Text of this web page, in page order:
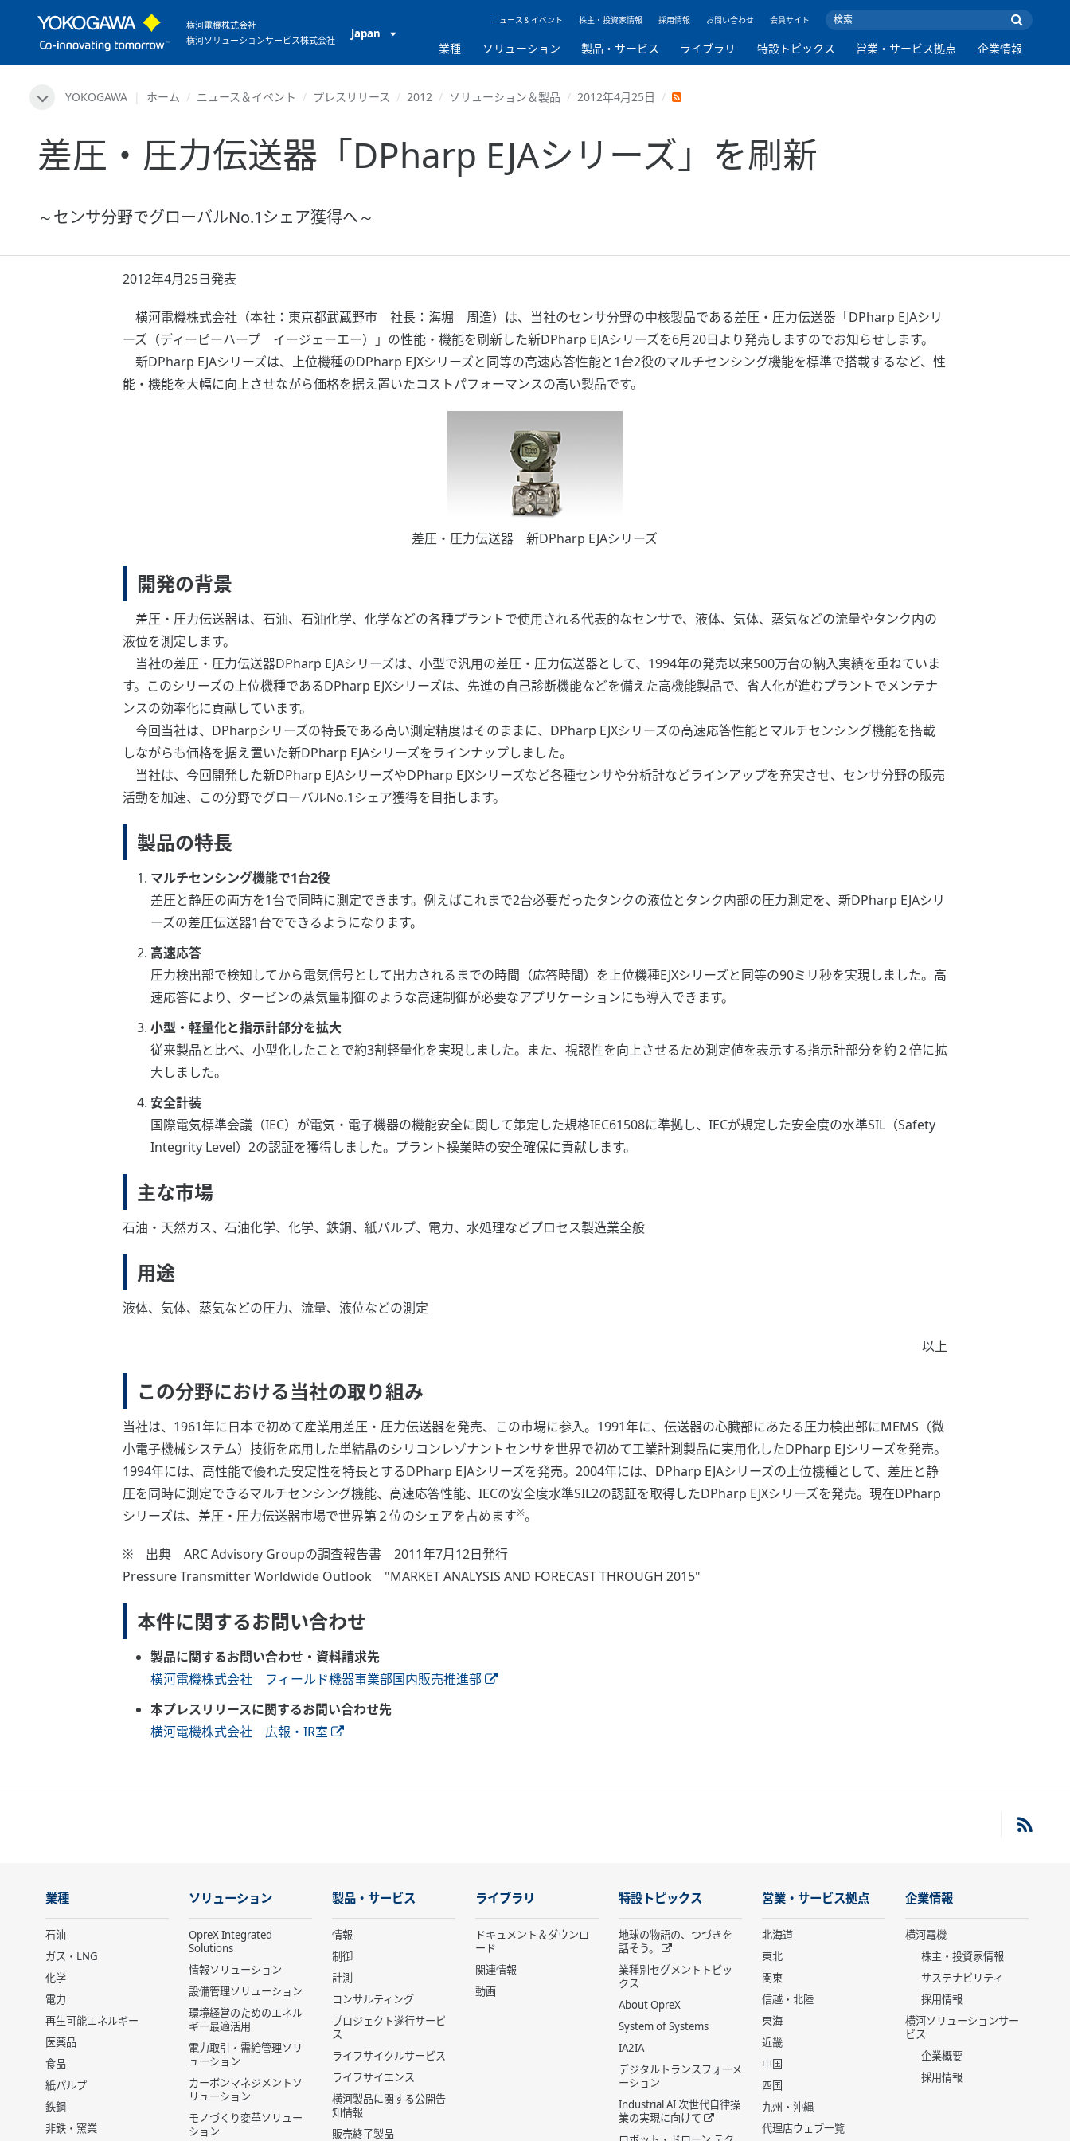
横河電機株式会社
横河ソリューションサービス株式会社
Japan
ニュース＆イベント 株主・投資家情報 採用情報 お問い合わせ 会員サイト
業種 ソリューション 製品・サービス ライブラリ 特設トピックス 営業・サービス拠点 企業情報
YOKOGAWA ホーム ニュース＆イベント プレスリリース 2012 ソリューション＆製品 2012年4月25日
差圧・圧力伝送器「DPharp EJAシリーズ」を刷新
～センサ分野でグローバルNo.1シェア獲得へ～
2012年4月25日発表
横河電機株式会社（本社：東京都武蔵野市 社長：海堀 周造）は、当社のセンサ分野の中核製品である差圧・圧力伝送器「DPharp EJAシリ
ーズ（ディーピーハープ イージェーエー）」の性能・機能を刷新した新DPharp EJAシリーズを6月20日より発売しますのでお知らせします。
新DPharp EJAシリーズは、上位機種のDPharp EJXシリーズと同等の高速応答性能と1台2役のマルチセンシング機能を標準で搭載するなど、性
能・機能を大幅に向上させながら価格を据え置いたコストパフォーマンスの高い製品です。
差圧・圧力伝送器 新DPharp EJAシリーズ
開発の背景
差圧・圧力伝送器は、石油、石油化学、化学などの各種プラントで使用される代表的なセンサで、液体、気体、蒸気などの流量やタンク内の
液位を測定します。
当社の差圧・圧力伝送器DPharp EJAシリーズは、小型で汎用の差圧・圧力伝送器として、1994年の発売以来500万台の納入実績を重ねていま
す。このシリーズの上位機種であるDPharp EJXシリーズは、先進の自己診断機能などを備えた高機能製品で、省人化が進むプラントでメンテナ
ンスの効率化に貢献しています。
今回当社は、DPharpシリーズの特長である高い測定精度はそのままに、DPharp EJXシリーズの高速応答性能とマルチセンシング機能を搭載
しながらも価格を据え置いた新DPharp EJAシリーズをラインナップしました。
当社は、今回開発した新DPharp EJAシリーズやDPharp EJXシリーズなど各種センサや分析計などラインアップを充実させ、センサ分野の販売
活動を加速、この分野でグローバルNo.1シェア獲得を目指します。
製品の特長
マルチセンシング機能で1台2役
差圧と静圧の両方を1台で同時に測定できます。例えばこれまで2台必要だったタンクの液位とタンク内部の圧力測定を、新DPharp EJAシリ
ーズの差圧伝送器1台でできるようになります。
高速応答
圧力検出部で検知してから電気信号として出力されるまでの時間（応答時間）を上位機種EJXシリーズと同等の90ミリ秒を実現しました。高
速応答により、タービンの蒸気量制御のような高速制御が必要なアプリケーションにも導入できます。
小型・軽量化と指示計部分を拡大
従来製品と比べ、小型化したことで約3割軽量化を実現しました。また、視認性を向上させるため測定値を表示する指示計部分を約２倍に拡
大しました。
安全計装
国際電気標準会議（IEC）が電気・電子機器の機能安全に関して策定した規格IEC61508に準拠し、IECが規定した安全度の水準SIL（Safety
Integrity Level）2の認証を獲得しました。プラント操業時の安全確保に貢献します。
主な市場
石油・天然ガス、石油化学、化学、鉄鋼、紙パルプ、電力、水処理などプロセス製造業全般
用途
液体、気体、蒸気などの圧力、流量、液位などの測定
以上
この分野における当社の取り組み
当社は、1961年に日本で初めて産業用差圧・圧力伝送器を発売、この市場に参入。1991年に、伝送器の心臓部にあたる圧力検出部にMEMS（微
小電子機械システム）技術を応用した単結晶のシリコンレゾナントセンサを世界で初めて工業計測製品に実用化したDPharp EJシリーズを発売。
1994年には、高性能で優れた安定性を特長とするDPharp EJAシリーズを発売。2004年には、DPharp EJAシリーズの上位機種として、差圧と静
圧を同時に測定できるマルチセンシング機能、高速応答性能、IECの安全度水準SIL2の認証を取得したDPharp EJXシリーズを発売。現在DPharp
シリーズは、差圧・圧力伝送器市場で世界第２位のシェアを占めます※。
※ 出典 ARC Advisory Groupの調査報告書 2011年7月12日発行
Pressure Transmitter Worldwide Outlook "MARKET ANALYSIS AND FORECAST THROUGH 2015"
本件に関するお問い合わせ
製品に関するお問い合わせ・資料請求先
横河電機株式会社 フィールド機器事業部国内販売推進部
本プレスリリースに関するお問い合わせ先
横河電機株式会社 広報・IR室
業種
石油
ガス・LNG
化学
電力
再生可能エネルギー
医薬品
食品
紙パルプ
鉄鋼
非鉄・窯業
ソリューション
OpreX Integrated
Solutions
情報ソリューション
設備管理ソリューション
環境経営のためのエネル
ギー最適活用
電力取引・需給管理ソリ
ューション
カーボンマネジメントソ
リューション
モノづくり変革ソリュー
ション
製品・サービス
情報
制御
計測
コンサルティング
プロジェクト遂行サービ
ス
ライフサイクルサービス
ライフサイエンス
横河製品に関する公開告
知情報
販売終了製品
ライブラリ
ドキュメント＆ダウンロ
ード
関連情報
動画
特設トピックス
地球の物語の、つづきを
話そう。
業種別セグメントトピッ
クス
About OpreX
System of Systems
IA2IA
デジタルトランスフォーメ
ーション
Industrial AI 次世代自律操
業の実現に向けて
営業・サービス拠点
北海道
東北
関東
信越・北陸
東海
近畿
中国
四国
九州・沖縄
代理店ウェブ一覧
企業情報
横河電機
株主・投資家情報
サステナビリティ
採用情報
横河ソリューションサー
ビス
企業概要
採用情報